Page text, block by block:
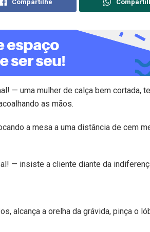
Compartilhe
— uma mulher de calça bem cortada,
as mãos.
a mesa a uma distância de cem
— insiste a cliente diante da
alcança a orelha da grávida, pinça o